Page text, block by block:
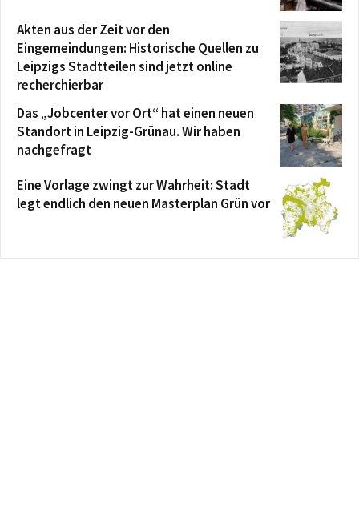
Akten aus der Zeit vor den
Eingemeindungen: Historische Quellen zu
Leipzigs Stadtteilen sind jetzt online
recherchierbar
Das „Jobcenter vor Ort“ hat einen neuen
Standort in Leipzig-Grünau. Wir haben
nachgefragt
Eine Vorlage zwingt zur Wahrheit: Stadt
legt endlich den neuen Masterplan Grün vor